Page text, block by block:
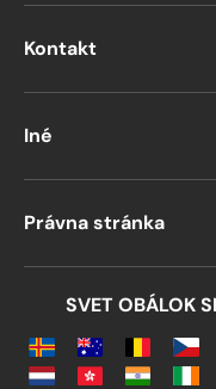
Kontakt
Iné
Právna stránka
SVET OBÁLOK